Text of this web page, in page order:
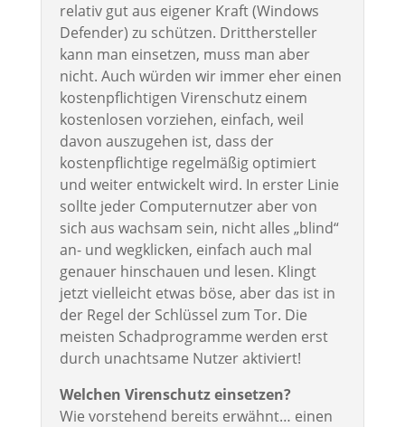
relativ gut aus eigener Kraft (Windows
Defender) zu schützen. Dritthersteller
kann man einsetzen, muss man aber
nicht. Auch würden wir immer eher einen
kostenpflichtigen Virenschutz einem
kostenlosen vorziehen, einfach, weil
davon auszugehen ist, dass der
kostenpflichtige regelmäßig optimiert
und weiter entwickelt wird. In erster Linie
sollte jeder Computernutzer aber von
sich aus wachsam sein, nicht alles „blind“
an- und wegklicken, einfach auch mal
genauer hinschauen und lesen. Klingt
jetzt vielleicht etwas böse, aber das ist in
der Regel der Schlüssel zum Tor. Die
meisten Schadprogramme werden erst
durch unachtsame Nutzer aktiviert!
Welchen Virenschutz einsetzen?
Wie vorstehend bereits erwähnt… einen